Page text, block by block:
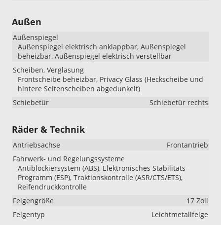
Außen
Außenspiegel
Außenspiegel elektrisch anklappbar, Außenspiegel
beheizbar, Außenspiegel elektrisch verstellbar
Scheiben, Verglasung
Frontscheibe beheizbar, Privacy Glass (Heckscheibe und
hintere Seitenscheiben abgedunkelt)
Schiebetür
Schiebetür rechts
Räder & Technik
Antriebsachse
Frontantrieb
Fahrwerk- und Regelungssysteme
Antiblockiersystem (ABS), Elektronisches Stabilitäts-
Programm (ESP), Traktionskontrolle (ASR/CTS/ETS),
Reifendruckkontrolle
Felgengröße
17 Zoll
Felgentyp
Leichtmetallfelge